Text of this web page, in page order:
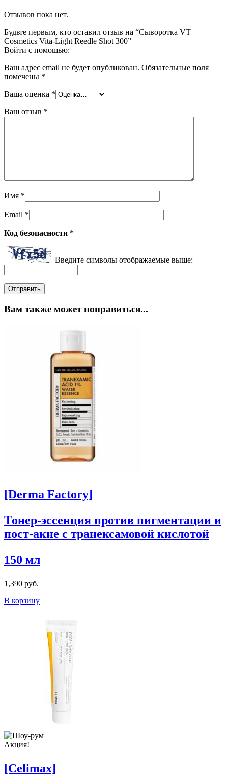
Отзывов пока нет.
Будьте первым, кто оставил отзыв на “Сыворотка VT
Cosmetics Vita-Light Reedle Shot 300”
Войти с помощью:
Ваш адрес email не будет опубликован. Обязательные поля
помечены *
Ваша оценка *
Ваш отзыв *
Имя *
Email *
Код безопасности *
Введите символы отображаемые выше:
Вам также может понравиться...
[Derma Factory]
Тонер-эссенция против пигментации и
пост-акне с транексамовой кислотой
150 мл
1,390 руб.
В корзину
Акция!
[Celimax]